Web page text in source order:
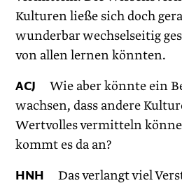
Kulturen ließe sich doch
wunderbar wechselseitig
von allen lernen könnten.
ACJ Wie aber könnte ein
wachsen, dass andere
Wertvolles vermitteln
kommt es da an?
HNH Das verlangt viel